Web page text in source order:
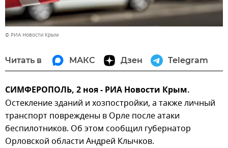
© РИА Новости Крым
Читать в МАКС Дзен Telegram
СИМФЕРОПОЛЬ, 2 ноя - РИА Новости Крым.
Остекление зданий и хозпостройки, а также личный
транспорт повреждены в Орле после атаки
беспилотников. Об этом сообщил губернатор
Орловской области Андрей Клычков.